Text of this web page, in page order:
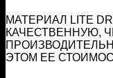
МАТЕРИАЛ LITE
КАЧЕСТВЕННУЮ,
ЭТОМ ЕЕ